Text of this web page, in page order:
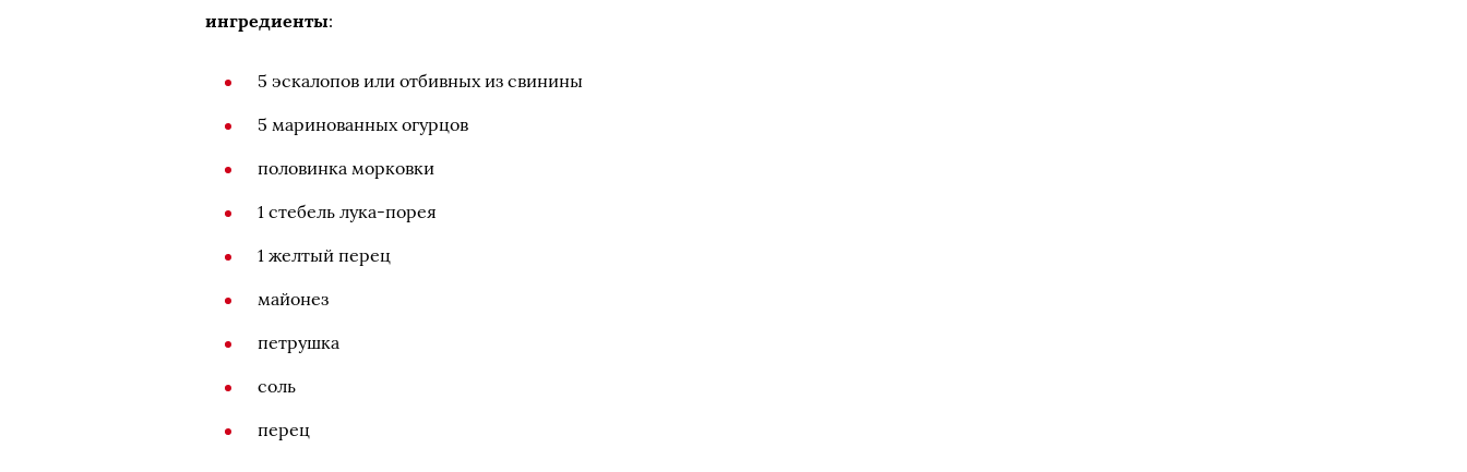
ингредиенты:
5 эскалопов или отбивных из свинины
5 маринованных огурцов
половинка морковки
1 стебель лука-порея
1 желтый перец
майонез
петрушка
соль
перец